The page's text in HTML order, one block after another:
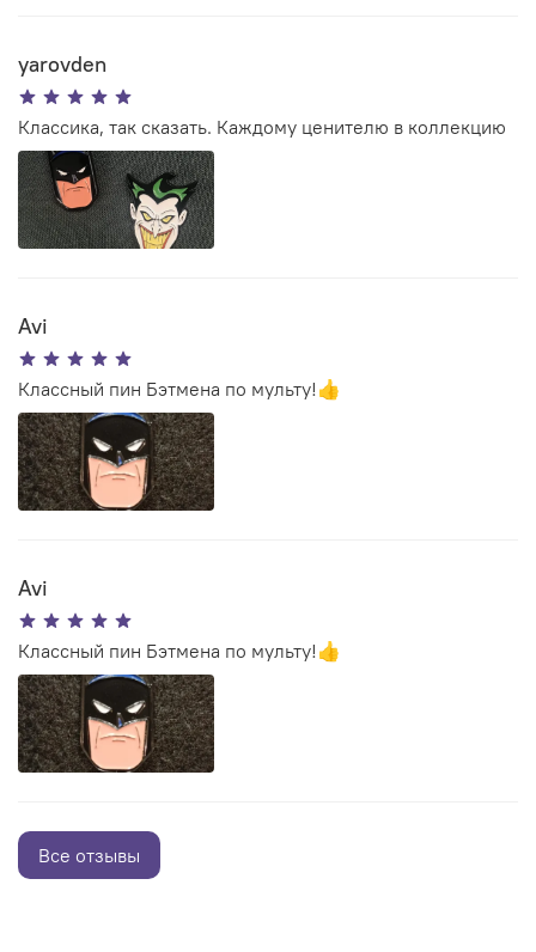
yarovden
Классика, так сказать. Каждому ценителю в коллекцию
Avi
Классный пин Бэтмена по мульту!👍
Avi
Классный пин Бэтмена по мульту!👍
Все отзывы